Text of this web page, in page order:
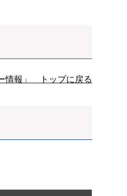
情報」 トップに戻る